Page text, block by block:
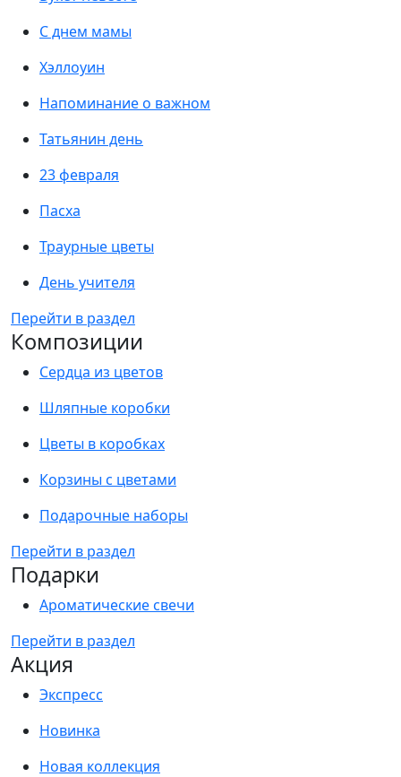
С днем мамы
Хэллоуин
Напоминание о важном
Татьянин день
23 февраля
Пасха
Траурные цветы
День учителя
Перейти в раздел
Композиции
Сердца из цветов
Шляпные коробки
Цветы в коробках
Корзины с цветами
Подарочные наборы
Перейти в раздел
Подарки
Ароматические свечи
Перейти в раздел
Акция
Экспресс
Новинка
Новая коллекция